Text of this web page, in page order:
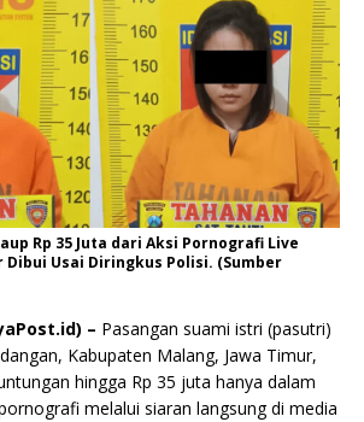
Rp 35 Juta dari Aksi Pornografi Live
Usai Diringkus Polisi. (Sumber
– Pasangan suami istri (pasutri)
Kabupaten Malang, Jawa Timur,
hingga Rp 35 juta hanya dalam
melalui siaran langsung di media